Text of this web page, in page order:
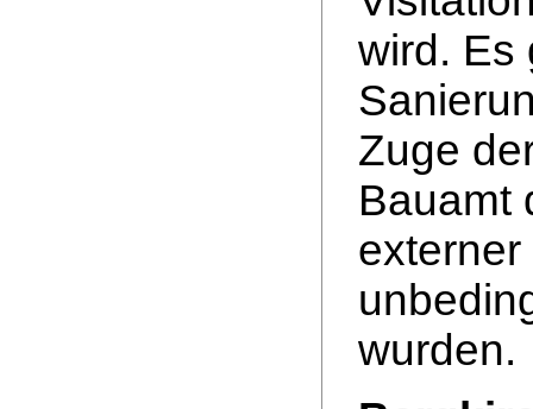
wird. Es
Zuge
Bauamt
wurden.